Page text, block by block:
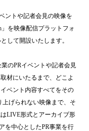
ントや記者会見の映像を
を映像配信プラットフォ
して開設いたします。
のPRイベントや記者会見
材にいたるまで、どこよ
ベント内容すべてをその
げられない映像まで、そ
LIVE形式とアーカイブ形
を中心としたPR事業を行